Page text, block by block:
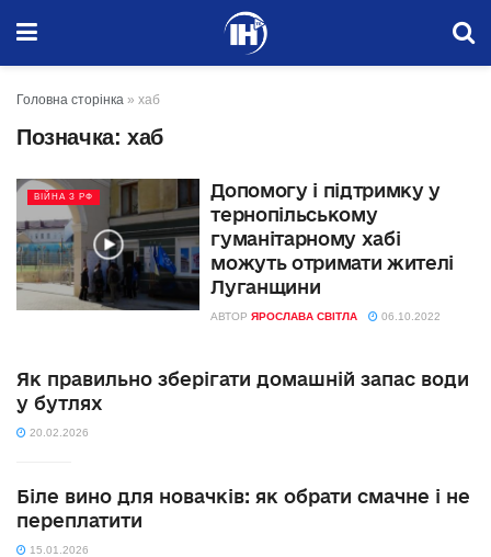
Головна сторінка » хаб
Позначка: хаб
ВІЙНА З РФ
Допомогу і підтримку у
тернопільському
гуманітарному хабі
можуть отримати жителі
Луганщини
АВТОР ЯРОСЛАВА СВІТЛА 06.10.2022
Як правильно зберігати домашній запас води
у бутлях
20.02.2026
Біле вино для новачків: як обрати смачне і не
переплатити
15.01.2026